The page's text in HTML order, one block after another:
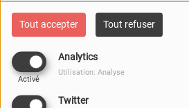
Tout accepter Tout refuser
Analytics
Activé
Utilisation: Analyse
Twitter